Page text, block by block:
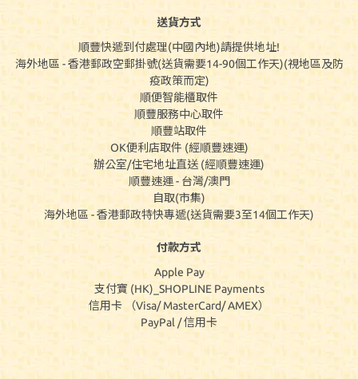
送貨方式
順豐快遞到付處理(中國內地)請提供地址!
海外地區 - 香港郵政空郵掛號(送貨需要14-90個工作天)(視地區及防
疫政策而定)
順便智能櫃取件
順豐服務中心取件
順豐站取件
OK便利店取件 (經順豐速運)
辦公室/住宅地址直送 (經順豐速運)
順豐速運 - 台灣/澳門
自取(市集)
海外地區 - 香港郵政特快專遞(送貨需要3至14個工作天)
付款方式
Apple Pay
支付寶 (HK)_SHOPLINE Payments
信用卡 （Visa/ MasterCard/ AMEX）
PayPal / 信用卡